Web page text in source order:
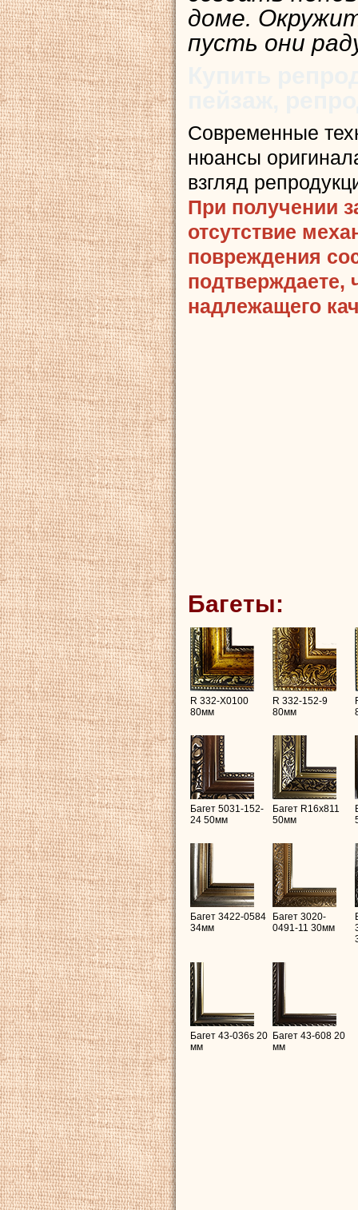
доме.
пусть они
Современные
нюансы
взгляд
При получении
отсутствие
повреждения
подтверждаете,
надлежащего
Багеты:
R 332-X0100
80мм
R 332-152-9
80мм
Багет 5031-152-
24 50мм
Багет R16х811
50мм
Багет 3422-0584
34мм
Багет 3020-
0491-11 30мм
Багет 43-036s 20
мм
Багет 43-608 20
мм